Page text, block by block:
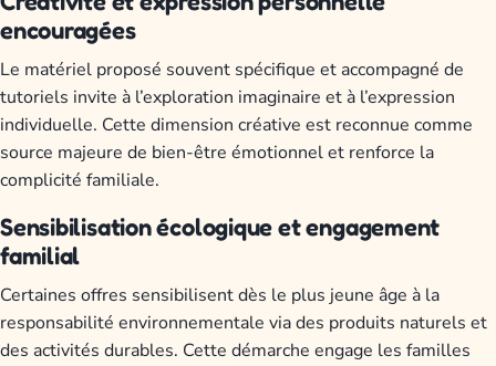
encouragées
Le matériel proposé souvent spécifique et accompagné de
tutoriels invite à l’exploration imaginaire et à l’expression
individuelle. Cette dimension créative est reconnue comme
source majeure de bien-être émotionnel et renforce la
complicité familiale.
Sensibilisation écologique et engagement
familial
Certaines offres sensibilisent dès le plus jeune âge à la
responsabilité environnementale via des produits naturels et
des activités durables. Cette démarche engage les familles